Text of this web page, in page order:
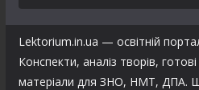
Lektorium.in.ua — освітній
Конспекти, аналіз творів,
матеріали для ЗНО, НМТ, ДПА.